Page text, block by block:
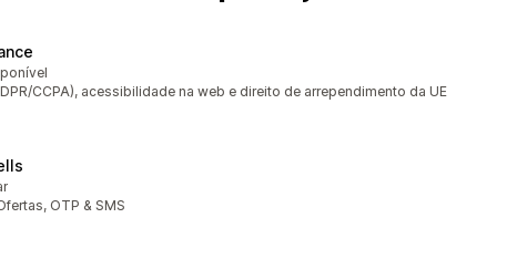
CCPA), acessibilidade na web e direito de arrependimento da UE
OTP & SMS